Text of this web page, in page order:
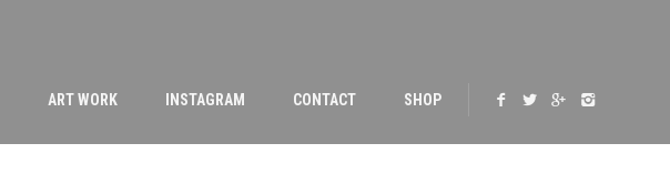
ART WORK INSTAGRAM CONTACT SHOP